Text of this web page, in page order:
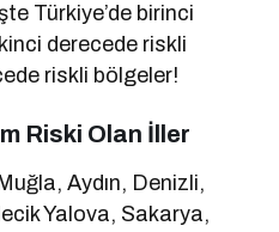
Türkiye’de birinci
derecede riskli
riskli bölgeler!
Riski Olan İller
Aydın, Denizli,
Yalova, Sakarya,